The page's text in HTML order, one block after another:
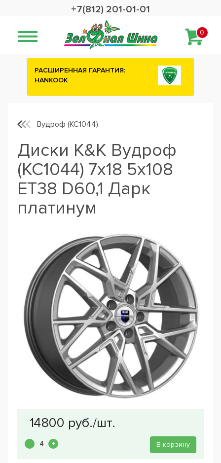
+7(812) 201-01-01
0
Сashback 2500 рублей на зимние
Вудроф (КС1044)
Диски K&K Вудроф
(КС1044) 7x18 5x108
ET38 D60,1 Дарк
платинум
В корзину